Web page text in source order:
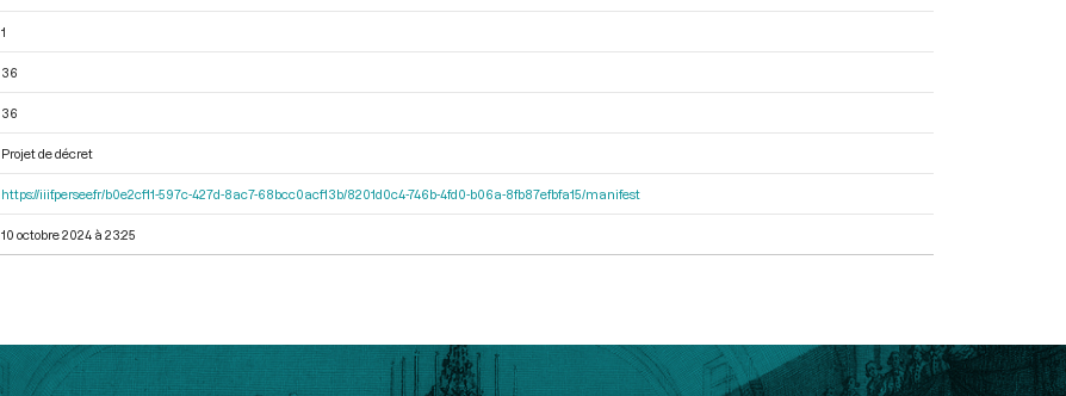
1
36
36
Projet de décret
https://iiif.persee.fr/b0e2cf11-597c-427d-8ac7-68bcc0acf13b/8201d0c4-746b-4fd0-b06a-8fb87efbfa15/manifest
10 octobre 2024 à 23:25